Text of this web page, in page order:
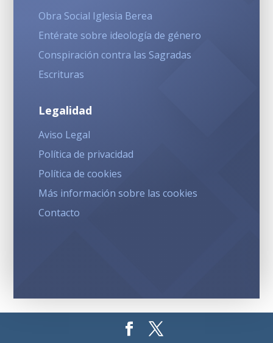
Obra Social Iglesia Berea
Entérate sobre ideología de género
Conspiración contra las Sagradas
Escrituras
Legalidad
Aviso Legal
Política de privacidad
Política de cookies
Más información sobre las cookies
Contacto